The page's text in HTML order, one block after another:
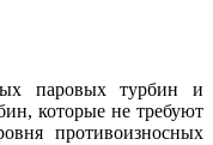
паровых турбин и
которые не требуют
противоизносных